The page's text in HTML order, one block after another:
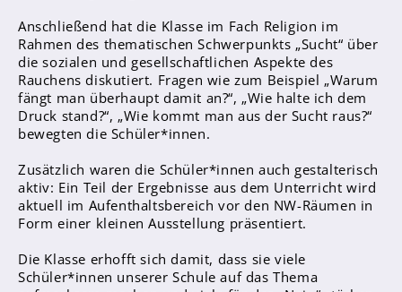
Abschlüsse
Fremdsprachen
Spanisch
Niederländisch
MINT
Naturwissenschaften
Anschließend hat die Klasse im Fach Religion im
Rahmen des thematischen Schwerpunkts „Sucht“ über
die sozialen und gesellschaftlichen Aspekte des
Rauchens diskutiert. Fragen wie zum Beispiel „Warum
fängt man überhaupt damit an?“, „Wie halte ich dem
Druck stand?“, „Wie kommt man aus der Sucht raus?“
bewegten die Schüler*innen.
Zusätzlich waren die Schüler*innen auch gestalterisch
aktiv: Ein Teil der Ergebnisse aus dem Unterricht wird
aktuell im Aufenthaltsbereich vor den NW-Räumen in
Form einer kleinen Ausstellung präsentiert.
Die Klasse erhofft sich damit, dass sie viele
Schüler*innen unserer Schule auf das Thema